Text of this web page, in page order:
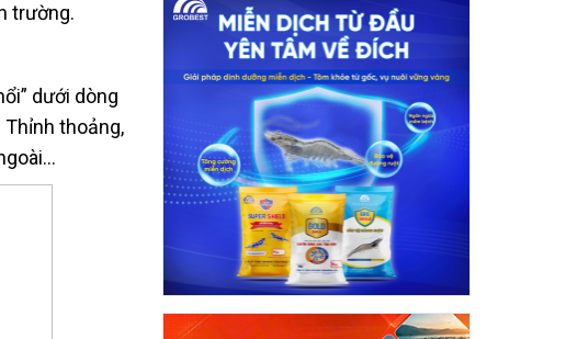
trường.
dưới dòng
thoảng,